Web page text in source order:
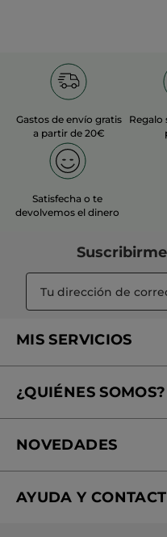
Gastos de envío gratis
a partir de 20€
Regalo
Satisfecha o te
devolvemos el dinero
MIS SERVICIOS
Tratamientos de Belleza
Mi club Yves Rocher
¿QUIÉNES SOMOS?
¿Quiénes somos?
Nuestros compromisos
NOVEDADES
Rebajas
AYUDA Y